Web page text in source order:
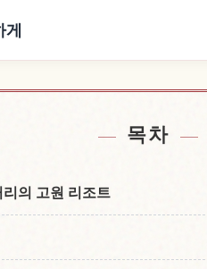
목차
의 고원 리조트